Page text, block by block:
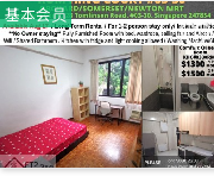
基本会员